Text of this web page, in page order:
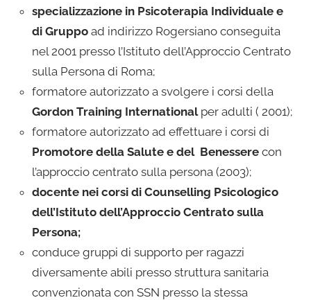
specializzazione in Psicoterapia Individuale e
di Gruppoad indirizzo Rogersiano conseguita
nel 2001 presso l’Istituto dell’Approccio Centrato
sulla Persona di Roma;
formatore autorizzato a svolgere i corsi della
Gordon Training Internationalper adulti ( 2001);
formatore autorizzato ad effettuare i corsi di
Promotore della Salute e del Benesserecon
l’approccio centrato sulla persona (2003);
docente nei corsi di Counselling Psicologico
dell’Istituto dell’Approccio Centrato sulla
Persona;
conduce gruppi di supporto per ragazzi
diversamente abili presso struttura sanitaria
convenzionata con SSN presso la stessa